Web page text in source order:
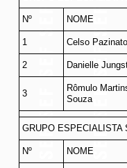
Nº NOME
1 Celso Pazinato
2 Danielle
3
Rômulo
Souza
GRUPO ESPECIALISTA
Nº NOME